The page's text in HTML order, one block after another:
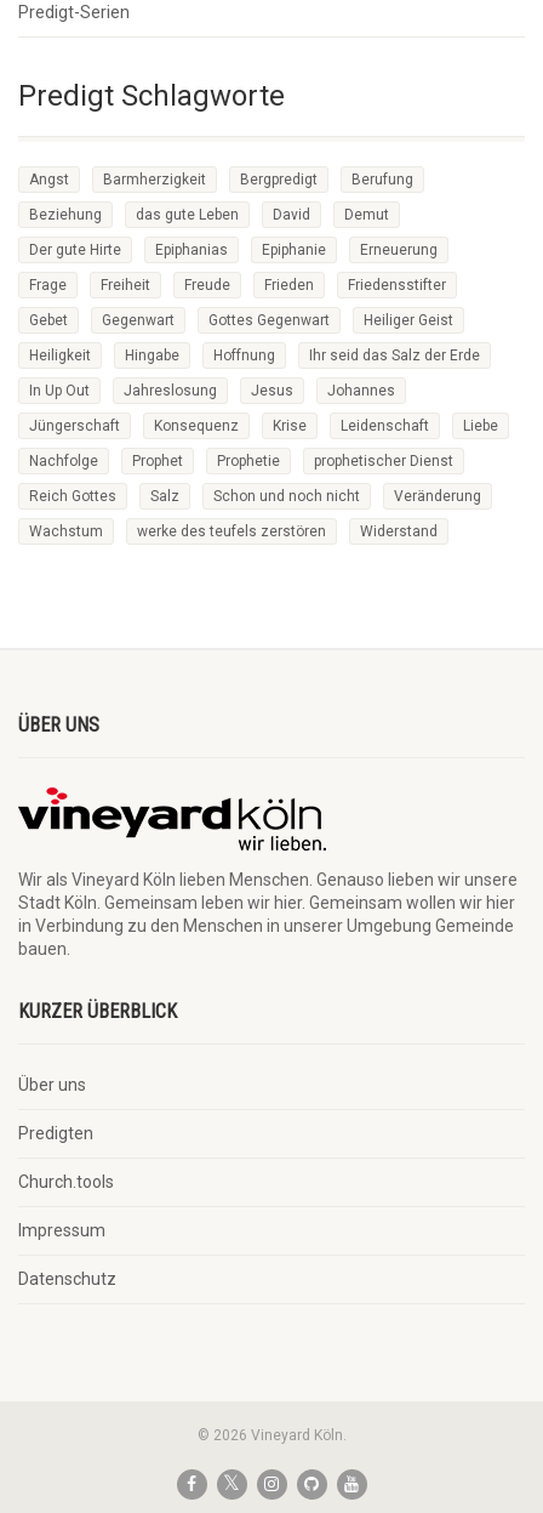
Predigt-Serien
Predigt Schlagworte
Angst Barmherzigkeit Bergpredigt Berufung
Beziehung das gute Leben David Demut
Der gute Hirte Epiphanias Epiphanie Erneuerung
Frage Freiheit Freude Frieden Friedensstifter
Gebet Gegenwart Gottes Gegenwart Heiliger Geist
Heiligkeit Hingabe Hoffnung Ihr seid das Salz der Erde
In Up Out Jahreslosung Jesus Johannes
Jüngerschaft Konsequenz Krise Leidenschaft Liebe
Nachfolge Prophet Prophetie prophetischer Dienst
Reich Gottes Salz Schon und noch nicht Veränderung
Wachstum werke des teufels zerstören Widerstand
ÜBER UNS
Wir als Vineyard Köln lieben Menschen. Genauso lieben wir unsere
Stadt Köln. Gemeinsam leben wir hier. Gemeinsam wollen wir hier
in Verbindung zu den Menschen in unserer Umgebung Gemeinde
bauen.
KURZER ÜBERBLICK
Über uns
Predigten
Church.tools
Impressum
Datenschutz
© 2026 Vineyard Köln.